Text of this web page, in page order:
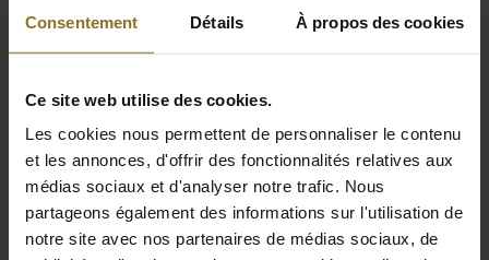
Consentement Détails À propos des cookies
Ce site web utilise des cookies.
Les cookies nous permettent de personnaliser le contenu
et les annonces, d'offrir des fonctionnalités relatives aux
médias sociaux et d'analyser notre trafic. Nous
partageons également des informations sur l'utilisation de
notre site avec nos partenaires de médias sociaux, de
LA POSITION IDÉALE POUR CHAQUE
UTILISATEUR
Avec votre nouvelle chaise noblechairs HERO